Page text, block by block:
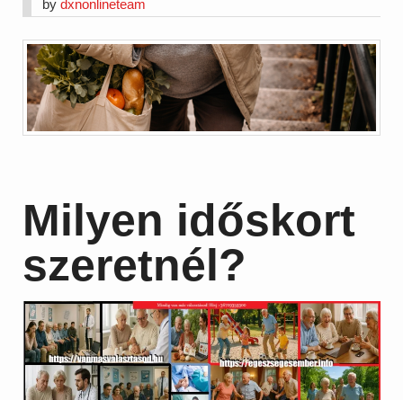
bydxnonlineteam
Milyen időskort
szeretnél?